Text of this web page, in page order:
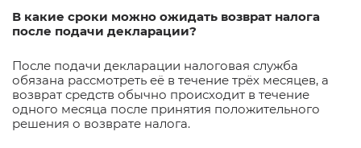
В какие сроки можно ожидать возврат налога
после подачи декларации?
После подачи декларации налоговая служба
обязана рассмотреть её в течение трёх месяцев, а
возврат средств обычно происходит в течение
одного месяца после принятия положительного
решения о возврате налога.